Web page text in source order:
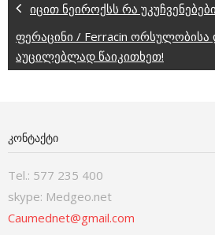
იცით ნეიროქსს რა
ფერაცინი / Ferracin
აუცილებლად წაიკითხეთ!
ᲙᲝᲜᲢᲐᲥᲢᲘ
Tel.: 577 235 400
skype: Medgeo.net
Caumednet@gmail.com